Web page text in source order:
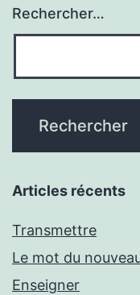
Rechercher…
Articles récents
Transmettre
Le mot du
Enseigner